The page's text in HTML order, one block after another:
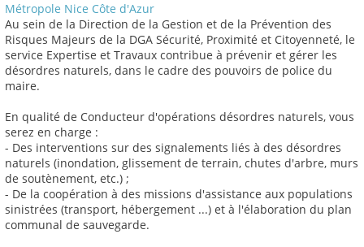
Métropole Nice Côte d'Azur
Au sein de la Direction de la Gestion et de la Prévention des
Risques Majeurs de la DGA Sécurité, Proximité et Citoyenneté, le
service Expertise et Travaux contribue à prévenir et gérer les
désordres naturels, dans le cadre des pouvoirs de police du
maire.
En qualité de Conducteur d'opérations désordres naturels, vous
serez en charge :
- Des interventions sur des signalements liés à des désordres
naturels (inondation, glissement de terrain, chutes d'arbre, murs
de soutènement, etc.) ;
- De la coopération à des missions d'assistance aux populations
sinistrées (transport, hébergement ...) et à l'élaboration du plan
communal de sauvegarde.